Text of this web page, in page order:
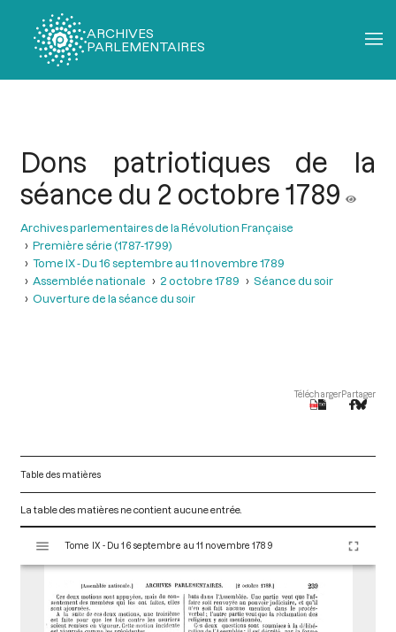
ARCHIVES
PARLEMENTAIRES
Dons patriotiques de la
séance du 2 octobre 1789
Archives parlementaires de la Révolution Française
Première série (1787-1799)
Tome IX - Du 16 septembre au 11 novembre 1789
Assemblée nationale
2 octobre 1789
Séance du soir
Ouverture de la séance du soir
TéléchargerPartager
Table des matières
La table des matières ne contient aucune entrée.
s
Tome IX - Du 16 septembre au 11 novembre 1789